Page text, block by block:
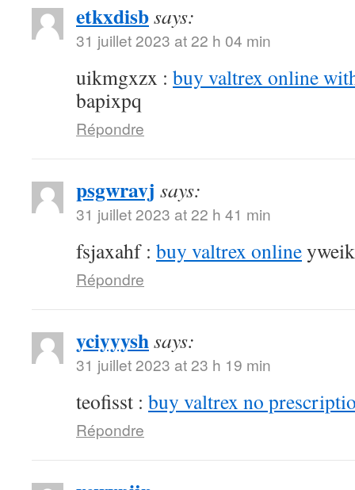
etkxdisbsays:
31 juillet 2023 at 22 h 04 min
uikmgxzx : buy valtrex online
bapixpq
Répondre
psgwravj says:
31 juillet 2023 at 22 h 41 min
fsjaxahf : buy valtrex online
Répondre
yciyyyshsays:
31 juillet 2023 at 23 h 19 min
teofisst : buy valtrex no
Répondre